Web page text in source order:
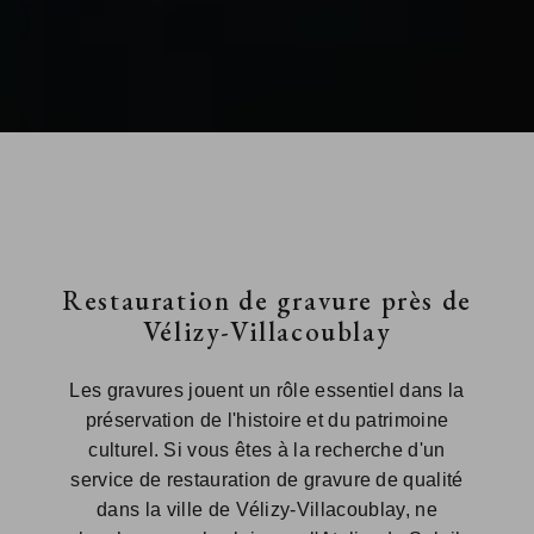
Restauration de gravure près de
Vélizy-Villacoublay
Les gravures jouent un rôle essentiel dans la
préservation de l'histoire et du patrimoine
culturel. Si vous êtes à la recherche d'un
service de restauration de gravure de qualité
dans la ville de Vélizy-Villacoublay, ne